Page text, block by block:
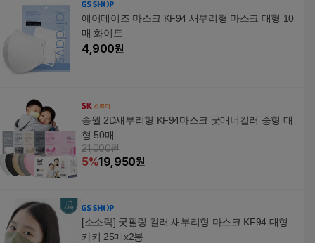
에어데이즈 마스크 KF94 새부리형 마스크 대형 10
매 화이트
4,900원
송월 2D새부리형 KF94마스크 굿매너컬러 중형 대
형 50매
21,000원
5%19,950원
[소소락] 굿필링 컬러 새부리형 마스크 KF94 대형
카키 25매x2봉